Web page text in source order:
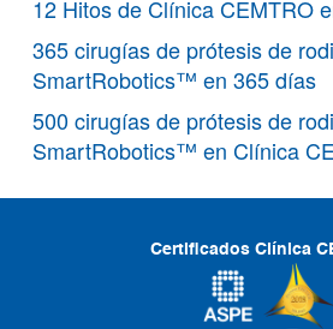
12 Hitos de Clínica CEMTRO
365 cirugías de prótesis de
SmartRobotics™ en 365 días
500 cirugías de prótesis de
SmartRobotics™ en Clínica
Certificados Clínica